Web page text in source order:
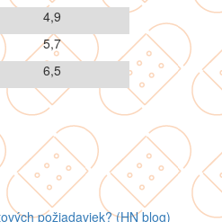
4,9
5,7
6,5
požiadaviek? (HN blog)